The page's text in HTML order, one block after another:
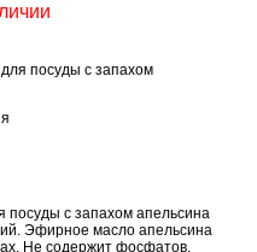
посуды с запахом
с запахом апельсина
Эфирное масло апельсина
Не содержит фосфатов,